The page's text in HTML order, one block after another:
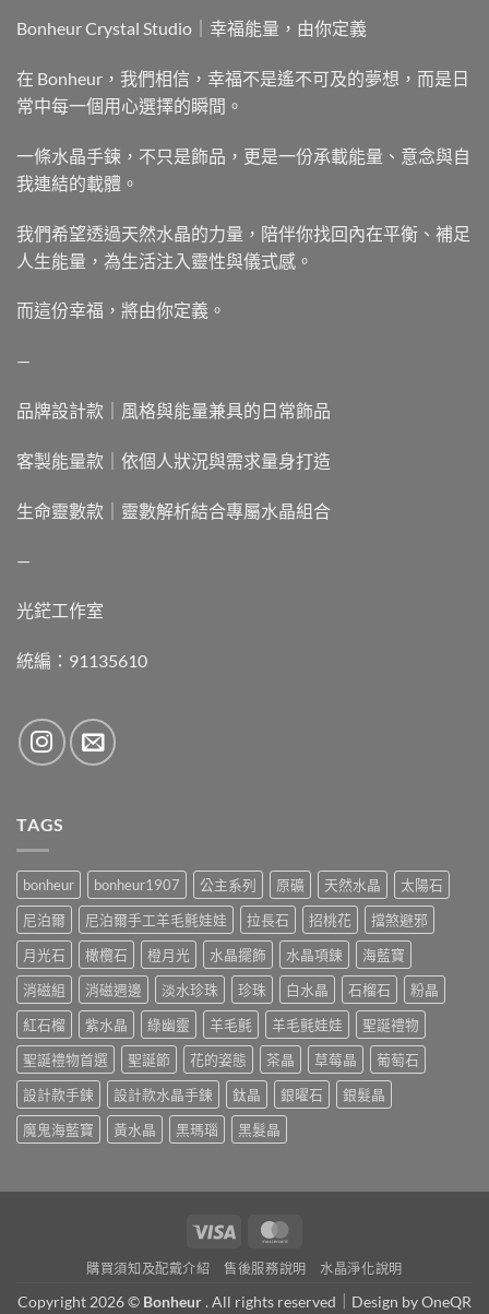
Bonheur Crystal Studio｜幸福能量，由你定義
在 Bonheur，我們相信，幸福不是遙不可及的夢想，而是日
常中每一個用心選擇的瞬間。
一條水晶手鍊，不只是飾品，更是一份承載能量、意念與自
我連結的載體。
我們希望透過天然水晶的力量，陪伴你找回內在平衡、補足
人生能量，為生活注入靈性與儀式感。
而這份幸福，將由你定義。
—
品牌設計款｜風格與能量兼具的日常飾品
客製能量款｜依個人狀況與需求量身打造
生命靈數款｜靈數解析結合專屬水晶組合
—
光鋩工作室
統編：91135610
TAGS
bonheur bonheur1907 公主系列 原礦 天然水晶
太陽石
尼泊爾
尼泊爾手工羊毛氈娃娃 拉長石 招桃花
擋煞避邪
月光石
橄欖石 橙月光 水晶擺飾 水晶項鍊
海藍寶
消磁組
消磁週邊 淡水珍珠 珍珠 白水晶 石榴石
粉晶
紅石榴
紫水晶 綠幽靈 羊毛氈 羊毛氈娃娃
聖誕禮物
聖誕禮物首選
聖誕節 花的姿態 茶晶 草莓晶
葡萄石
設計款手鍊
設計款水晶手鍊 鈦晶 銀曜石
銀髮晶
魔鬼海藍寶
黃水晶 黑瑪瑙 黑髮晶
Visa
購買須知及配戴介紹 售後服務說明 水晶淨化說明
Copyright 2026 © Bonheur. All rights reserved｜Design byOneQR